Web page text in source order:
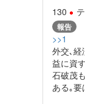
130
報告
>>1
外交､経
益に資
石破茂
ある｡